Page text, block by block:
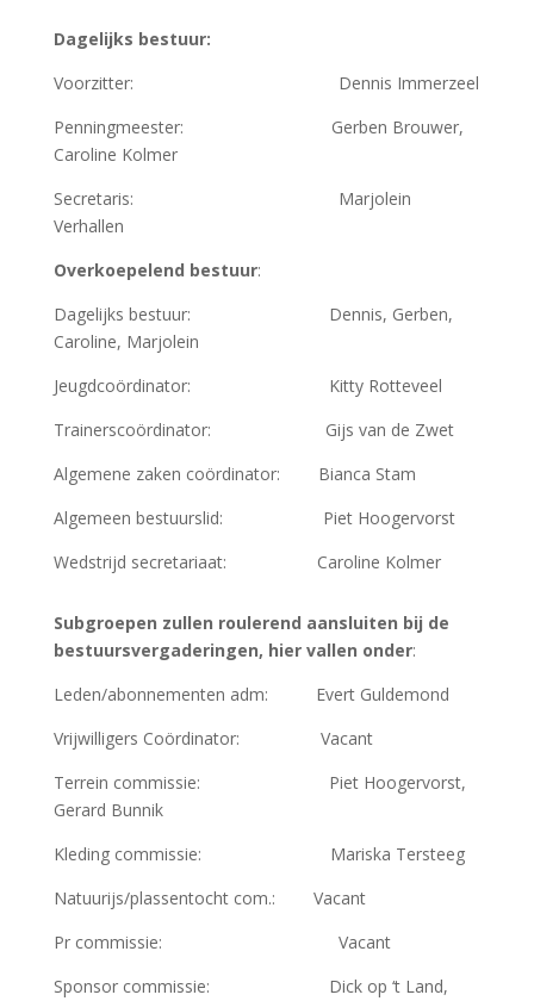
Dagelijks bestuur:
Voorzitter: Dennis Immerzeel
Penningmeester: Gerben Brouwer,
Caroline Kolmer
Secretaris: Marjolein
Verhallen
Overkoepelend bestuur:
Dagelijks bestuur: Dennis, Gerben,
Caroline, Marjolein
Jeugdcoördinator: Kitty Rotteveel
Trainerscoördinator: Gijs van de Zwet
Algemene zaken coördinator: Bianca Stam
Algemeen bestuurslid: Piet Hoogervorst
Wedstrijd secretariaat: Caroline Kolmer
Subgroepen zullen roulerend aansluiten bij de
bestuursvergaderingen, hier vallen onder:
Leden/abonnementen adm: Evert Guldemond
Vrijwilligers Coördinator: Vacant
Terrein commissie: Piet Hoogervorst,
Gerard Bunnik
Kleding commissie: Mariska Tersteeg
Natuurijs/plassentocht com.: Vacant
Pr commissie: Vacant
Sponsor commissie: Dick op ‘t Land,